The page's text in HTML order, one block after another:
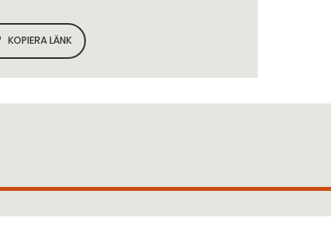
KOPIERA SIDANS LÄNK
KOPIERA LÄNK